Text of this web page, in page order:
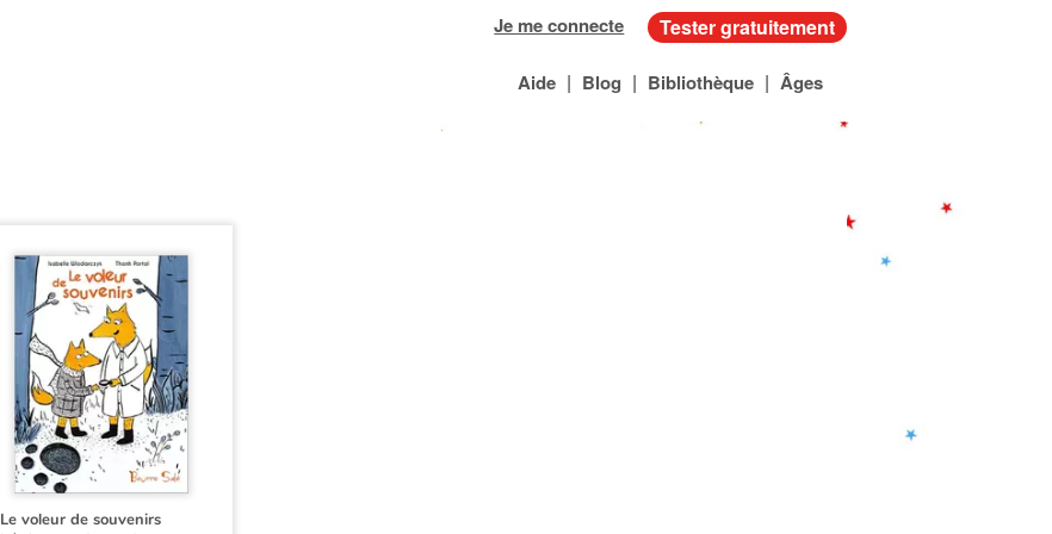
Je me connecte Tester gratuitement
Aide | Blog | Bibliothèque | Âges
Le voleur de souvenirs